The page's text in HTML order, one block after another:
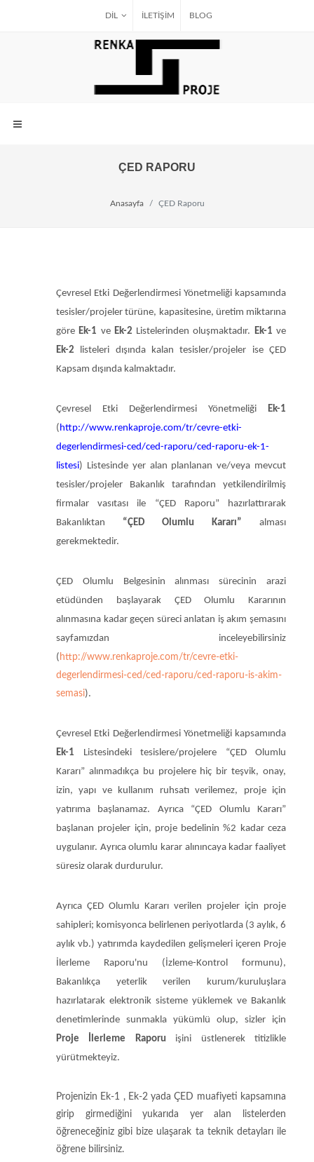
DIL İLETİŞİM BLOG
ÇED RAPORU
Anasayfa ÇED Raporu
Çevresel Etki Değerlendirmesi Yönetmeliği kapsamında
tesisler/projeler türüne, kapasitesine, üretim miktarına
göre Ek-1 ve Ek-2 Listelerinden oluşmaktadır. Ek-1 ve
Ek-2 listeleri dışında kalan tesisler/projeler ise ÇED
Kapsam dışında kalmaktadır.
Çevresel Etki Değerlendirmesi Yönetmeliği Ek-1
(http://www.renkaproje.com/tr/cevre-etki-
degerlendirmesi-ced/ced-raporu/ced-raporu-ek-1-
listesi) Listesinde yer alan planlanan ve/veya mevcut
tesisler/projeler Bakanlık tarafından yetkilendirilmiş
firmalar vasıtası ile “ÇED Raporu” hazırlattırarak
Bakanlıktan “ÇED Olumlu Kararı” alması
gerekmektedir.
ÇED Olumlu Belgesinin alınması sürecinin arazi
etüdünden başlayarak ÇED Olumlu Kararının
alınmasına kadar geçen süreci anlatan iş akım şemasını
sayfamızdan inceleyebilirsiniz
( http://www.renkaproje.com/tr/cevre-etki-
degerlendirmesi-ced/ced-raporu/ced-raporu-is-akim-
semasi).
Çevresel Etki Değerlendirmesi Yönetmeliği kapsamında
Ek-1 Listesindeki tesislere/projelere “ÇED Olumlu
Kararı” alınmadıkça bu projelere hiç bir teşvik, onay,
izin, yapı ve kullanım ruhsatı verilemez, proje için
yatırıma başlanamaz. Ayrıca “ÇED Olumlu Kararı”
başlanan projeler için, proje bedelinin %2 kadar ceza
uygulanır. Ayrıca olumlu karar alınıncaya kadar faaliyet
süresiz olarak durdurulur.
Ayrıca ÇED Olumlu Kararı verilen projeler için proje
sahipleri; komisyonca belirlenen periyotlarda (3 aylık, 6
aylık vb.) yatırımda kaydedilen gelişmeleri içeren Proje
İlerleme Raporu'nu (İzleme-Kontrol formunu),
Bakanlıkça yeterlik verilen kurum/kuruluşlara
hazırlatarak elektronik sisteme yüklemek ve Bakanlık
denetimlerinde sunmakla yükümlü olup, sizler için
Proje İlerleme Raporuişini üstlenerek titizlikle
yürütmekteyiz.
Projenizin Ek-1 , Ek-2 yada ÇED muafiyeti kapsamına
girip girmediğini yukarıda yer alan listelerden
öğreneceğiniz gibi bize ulaşarak ta teknik detayları ile
öğrene bilirsiniz.